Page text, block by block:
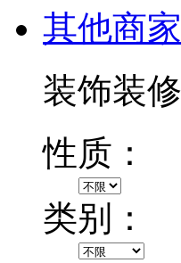
其他商家
装饰装修
性质：
类别：